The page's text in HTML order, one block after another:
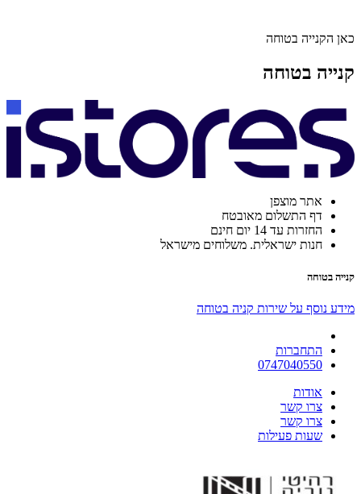
כאן הקנייה בטוחה
קנייה בטוחה
אתר מוצפן
דף התשלום מאובטח
החזרות עד 14 יום חינם
חנות ישראלית. משלוחים מישראל
קנייה בטוחה
מידע נוסף על שירות קניה בטוחה
התחברות
0747040550
אודות
צרו קשר
צרו קשר
שעות פעילות